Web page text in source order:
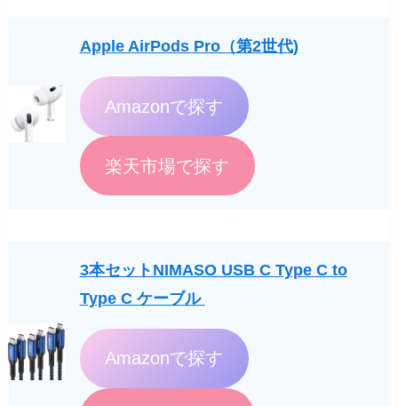
Apple AirPods Pro（第2世代)
Amazonで探す
楽天市場で探す
3本セットNIMASO USB C Type C to
Type C ケーブル
Amazonで探す